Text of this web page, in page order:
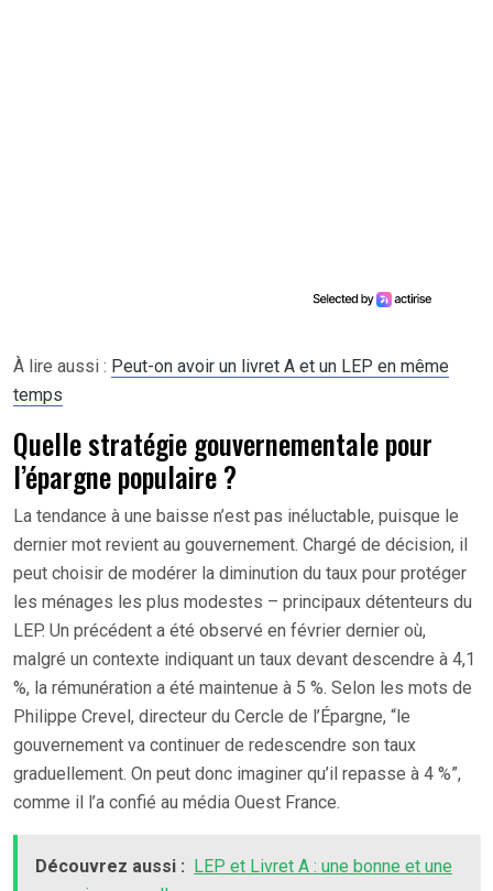
À lire aussi : Peut-on avoir un livret A et un LEP en même
temps
Quelle stratégie gouvernementale pour
l’épargne populaire ?
La tendance à une baisse n’est pas inéluctable, puisque le
dernier mot revient au gouvernement. Chargé de décision, il
peut choisir de modérer la diminution du taux pour protéger
les ménages les plus modestes – principaux détenteurs du
LEP. Un précédent a été observé en février dernier où,
malgré un contexte indiquant un taux devant descendre à 4,1
%, la rémunération a été maintenue à 5 %. Selon les mots de
Philippe Crevel, directeur du Cercle de l’Épargne, “le
gouvernement va continuer de redescendre son taux
graduellement. On peut donc imaginer qu’il repasse à 4 %”,
comme il l’a confié au média Ouest France.
Découvrez aussi : LEP et Livret A : une bonne et une